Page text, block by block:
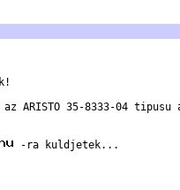
ARISTO 35-8333-04 tipusu
-ra kuldjetek...